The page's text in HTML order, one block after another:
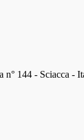
n° 144 - Sciacca -